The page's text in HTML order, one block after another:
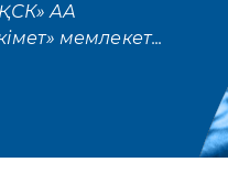
АА
мемлекет...